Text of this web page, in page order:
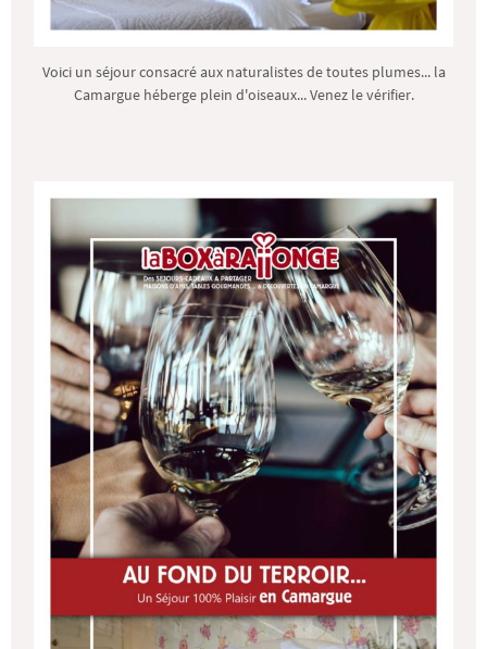
Voici un séjour consacré aux naturalistes de toutes plumes... la
Camargue héberge plein d'oiseaux... Venez le vérifier.